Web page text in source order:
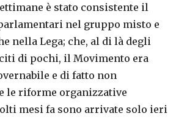
è stato consistente il
nel gruppo misto e
nella Lega; che, al di là degli
di pochi, il Movimento era
e di fatto non
le riforme organizzative
mesi fa sono arrivate solo ieri